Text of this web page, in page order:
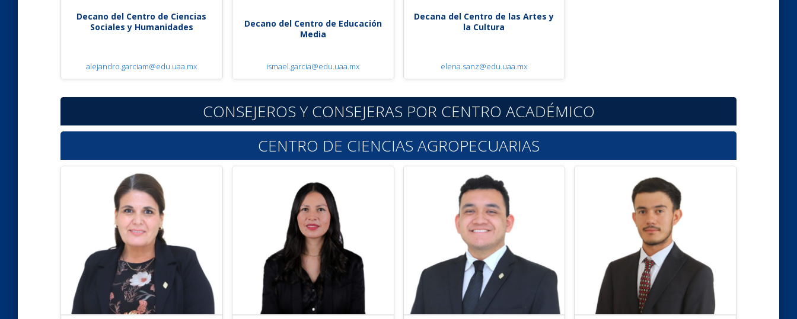
Decano del Centro de Ciencias
Sociales y Humanidades
alejandro.garciam@edu.uaa.mx
Decano del Centro de Educación
Media
ismael.garcia@edu.uaa.mx
Decana del Centro de las Artes y
la Cultura
elena.sanz@edu.uaa.mx
CONSEJEROS Y CONSEJERAS POR CENTRO ACADÉMICO
CENTRO DE CIENCIAS AGROPECUARIAS